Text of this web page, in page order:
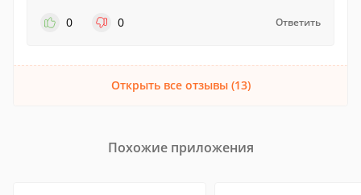
0
0 Ответить
Открыть все отзывы (13)
Похожие приложения